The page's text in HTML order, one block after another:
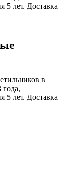
5 лет. Доставка
в
года,
5 лет. Доставка